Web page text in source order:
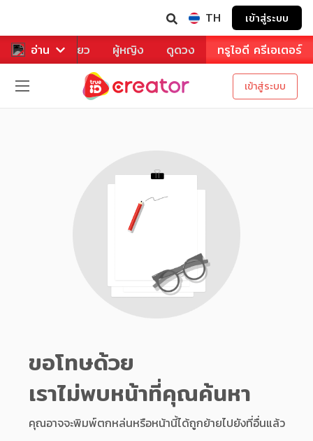
TH เข้าสู่ระบบ
อ่าน
หาร ท่องเที่ยว ผู้หญิง ดูดวง ทรูไอดี ครีเอเตอร์
เข้าสู่ระบบ
ขอโทษด้วย
เราไม่พบหน้าที่คุณค้นหา
คุณอาจจะพิมพ์ตกหล่นหรือหน้านี้ได้ถูกย้ายไปยังที่อื่นแล้ว